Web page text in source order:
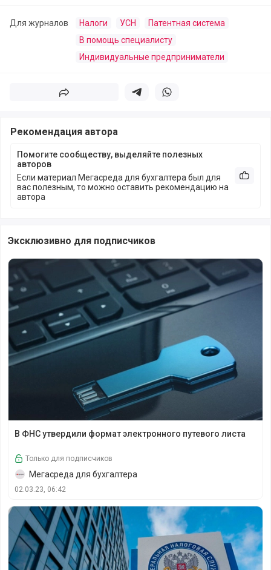
Для журналов Налоги УСН
Патентная система
В помощь специалисту
Индивидуальные предприниматели
Поделиться Поделиться в телеграм
Поделиться в whatsapp
Рекомендация автора
Помогите сообществу, выделяйте полезных
авторов
Если материал Мегасреда для бухгалтера был для
вас полезным, то можно оставить рекомендацию на
автора
Эксклюзивно для подписчиков
В ФНС утвердили формат электронного путевого листа
Только для подписчиков
Мегасреда для бухгалтера
02.03.23, 06:42